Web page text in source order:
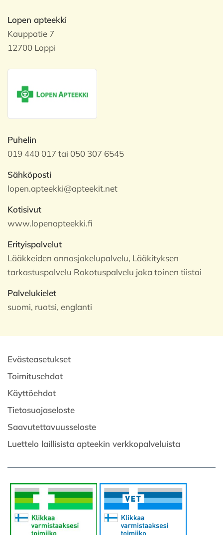
Lopen apteekki
Kauppatie 7
12700 Loppi
Puhelin
019 440 017 tai 050 307 6545
Sähköposti
lopen.apteekki@apteekit.net
Kotisivut
www.lopenapteekki.fi
Erityispalvelut
Lääkkeiden annosjakelupalvelu, Lääkityksen
tarkastuspalvelu Rokotuspalvelu joka toinen tiistai
Palvelukielet
suomi, ruotsi, englanti
Evästeasetukset
Toimitusehdot
Käyttöehdot
Tietosuojaseloste
Saavutettavuusseloste
Luettelo laillisista apteekin verkkopalveluista